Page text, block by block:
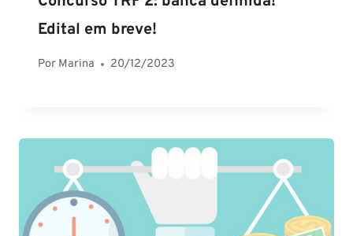
Edital em breve!
Por Marina 20/12/2023